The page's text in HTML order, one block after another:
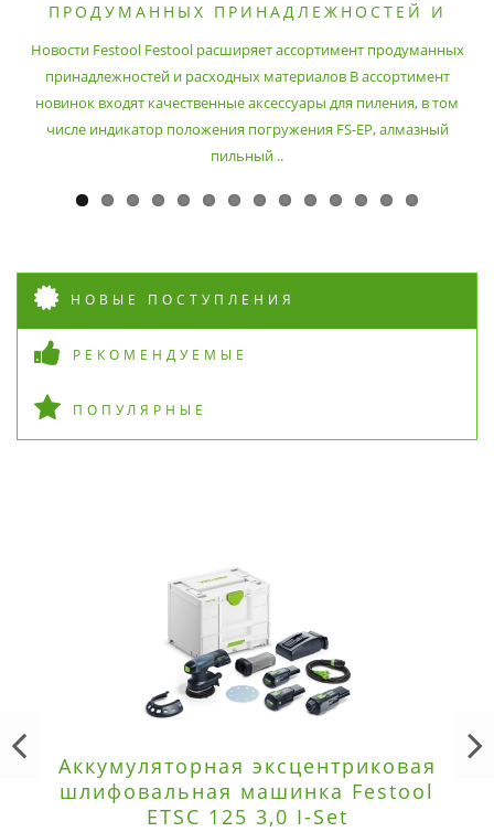
ПРОДУМАННЫХ ПРИНАДЛЕЖНОСТЕЙ И
Новости Festool Festool расширяет ассортимент продуманных
принадлежностей и расходных материалов В ассортимент
новинок входят качественные аксессуары для пиления, в том
числе индикатор положения погружения FS-EP, алмазный
пильный ..
НОВЫЕ ПОСТУПЛЕНИЯ
РЕКОМЕНДУЕМЫЕ
ПОПУЛЯРНЫЕ
Аккумуляторная эксцентриковая
шлифовальная машинка Festool
ETSC 125 3,0 I-Set